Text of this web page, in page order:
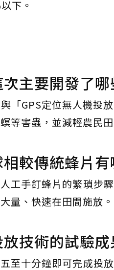
下。
主要開發了哪
「GPS定位無人機投
等害蟲，並減輕農民
較傳統蜂片有
工手釘蜂片的繁瑣步
量、快速在田間施放。
技術的試驗成
至十分鐘即可完成投